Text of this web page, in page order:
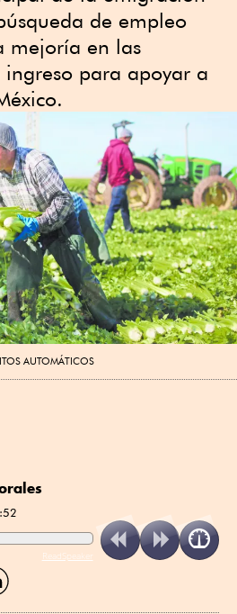
de empleo
mejoría en las
para apoyar a
AUTOMÁTICOS
ReadSpeaker